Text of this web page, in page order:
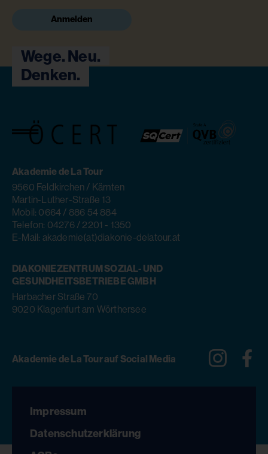
Anmelden
Wege. Neu.
Denken.
Akademie de La Tour
9560 Feldkirchen / Kärnten
Martin-Luther-Straße 13
Mobil: 0664 / 886 54 884
Telefon: 04276 / 2201 - 1350
E-Mail: akademie(at)diakonie-delatour.at
DIAKONIEZENTRUM SOZIAL- UND
GESUNDHEITSBETRIEBE GMBH
Harbacher Straße 70
9020 Klagenfurt am Wörthersee
Akademie de La Tour auf Social Media
Impressum
Datenschutzerklärung